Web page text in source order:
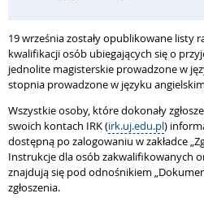
19 września zostały opublikowane listy
kwalifikacji osób ubiegających się o
jednolite magisterskie prowadzone w
stopnia prowadzone w języku
Wszystkie osoby, które dokonały
swoich kontach IRK (irk.uj.edu.pl)
dostępną po zalogowaniu w zakładce
Instrukcje dla osób zakwalifikowanych
znajdują się pod odnośnikiem
zgłoszenia.